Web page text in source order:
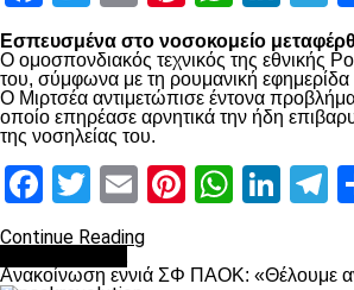
Εσπευσμένα στο νοσοκομείο
Ο ομοσπονδιακός τεχνικός της εθνικής
του, σύμφωνα με τη ρουμανική
Ο Μιρτσέα αντιμετώπισε έντονα
οποίο επηρέασε αρνητικά την ήδη
της νοσηλείας του.
Facebook
Twitter
EmailPinterest
Continue Reading
Ανακοίνωση εννιά ΣΦ ΠΑΟΚ: «Θέλουμε